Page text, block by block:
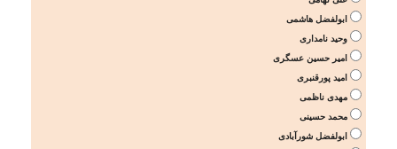
ابولفضل هاشمی
وحید نامداری
امیر حسین عسگری
امید پورقنبری
مهدی ناظمی
محمد حسینی
ابولفضل شورآبادی